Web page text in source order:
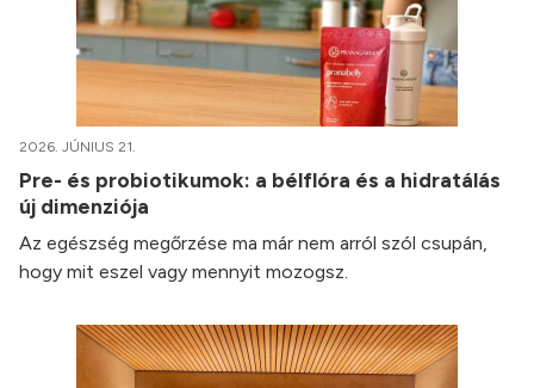
2026. JÚNIUS 21.
Pre- és probiotikumok: a bélflóra és a hidratálás
új dimenziója
Az egészség megőrzése ma már nem arról szól csupán,
hogy mit eszel vagy mennyit mozogsz.